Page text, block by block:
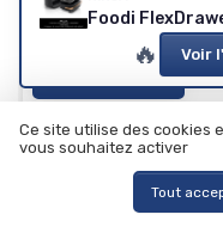
★★★★★
★★★★★ 4,7/5 — 5249
🔥 Voir
Ce site utilise des cookies
vous souhaitez activer
Tout